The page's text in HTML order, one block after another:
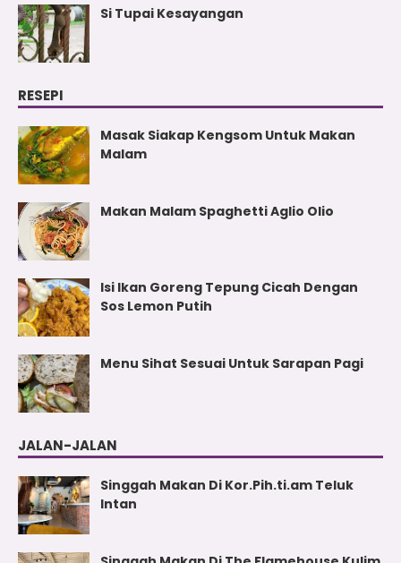
Si Tupai Kesayangan
RESEPI
Masak Siakap Kengsom Untuk Makan
Malam
Makan Malam Spaghetti Aglio Olio
Isi Ikan Goreng Tepung Cicah Dengan
Sos Lemon Putih
Menu Sihat Sesuai Untuk Sarapan Pagi
JALAN-JALAN
Singgah Makan Di Kor.Pih.ti.am Teluk
Intan